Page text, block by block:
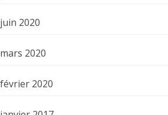
juin 2020
mars 2020
février 2020